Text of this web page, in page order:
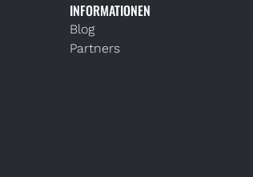
INFORMATIONEN
Blog
Partners